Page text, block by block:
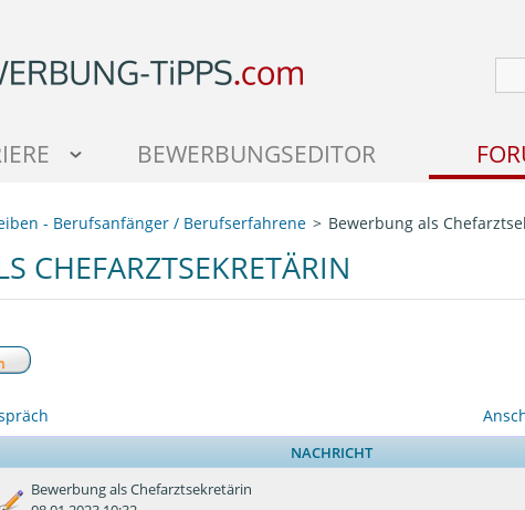
BEWERBUNGSEDITOR
- Berufsanfänger / Berufserfahrene Bewerbung als
CHEFARZTSEKRETÄRIN
NACHRICHT
Bewerbung als Chefarztsekretärin